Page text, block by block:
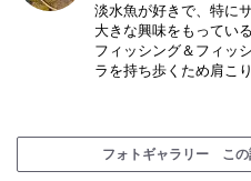
淡水魚が好きで、特に
大きな興味をもっている
フィッシング＆フィッ
ラを持ち歩くため肩こ
フォトギャラリー この